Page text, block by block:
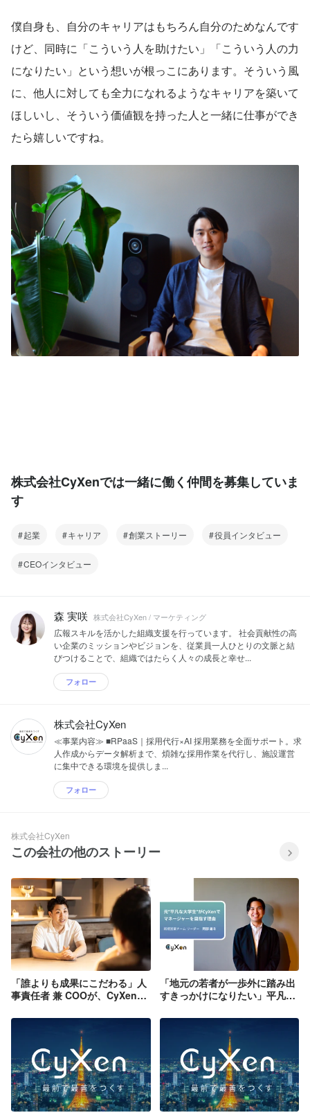
僕自身も、自分のキャリアはもちろん自分のためなんです
けど、同時に「こういう人を助けたい」「こういう人の力
になりたい」という想いが根っこにあります。そういう風
に、他人に対しても全力になれるようなキャリアを築いて
ほしいし、そういう価値観を持った人と一緒に仕事ができ
たら嬉しいですね。
株式会社CyXenでは一緒に働く仲間を募集していま
す
起業 キャリア 創業ストーリー 役員インタビュー
CEOインタビュー
森 実咲 株式会社CyXen / マーケティング
広報スキルを活かした組織支援を行っています。 社会貢献性の高
い企業のミッションやビジョンを、従業員一人ひとりの文脈と結
びつけることで、組織ではたらく人々の成長と幸せ...
フォロー
株式会社CyXen
≪事業内容≫ ■RPaaS｜採用代行×AI 採用業務を全面サポート。求
人作成からデータ解析まで、煩雑な採用作業を代行し、施設運営
に集中できる環境を提供しま...
フォロー
株式会社CyXen
この会社の他のストーリー
「誰よりも成果にこだわる」人
事責任者 兼 COOが、CyXenで
【CyXen役員インタビュー】
「地元の若者が一歩外に踏み出
すきっかけになりたい」平凡な
ージャーを目指す理由とは